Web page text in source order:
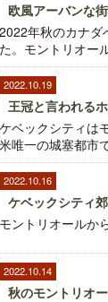
欧風アーバンな
2022年秋のカナダ
た。モントリオー
2022.10.19
王冠と言われる
ケベックシティは
米唯一の城塞都市
2022.10.16
ケベックシティ
モントリオールか
2022.10.14
秋のモントリオ